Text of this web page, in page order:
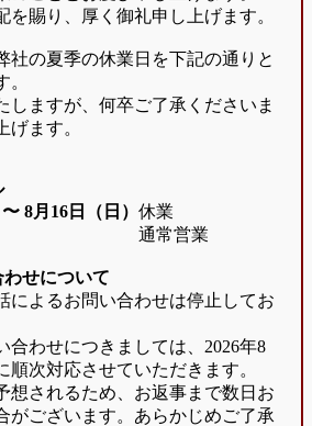
を賜り、厚く御礼申し上げます。
社の夏季の休業日を下記の通りと
しますが、何卒ご了承くださいま
げます。
8月16日（日） 休業
通常営業
せについて
によるお問い合わせは停止してお
合わせにつきましては、2026年8
順次対応させていただきます。
想されるため、お返事まで数日お
がございます。あらかじめご了承